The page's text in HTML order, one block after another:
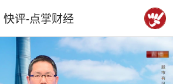
快评-点掌财经